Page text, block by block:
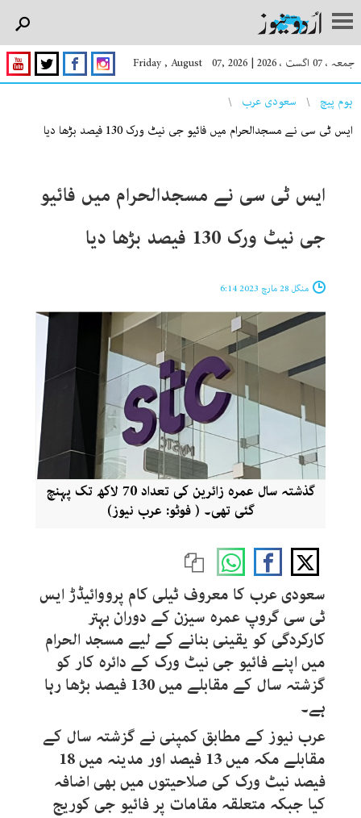
جمعہ ، 07 اگست ، 2026 |
Friday , August 07, 2026
You are here
ہوم پیچ
سعودی عرب
ایس ٹی سی نے مسجدالحرام میں فائیو جی نیٹ ورک 130 فیصد بڑھا دیا
ایس ٹی سی نے مسجدالحرام میں فائیو
جی نیٹ ورک 130 فیصد بڑھا دیا
منگل 28 مارچ 2023 6:14
گذشتہ سال عمرہ زائرین کی تعداد 70 لاکھ تک پہنچ
گئی تھی۔ ( فوٹو: عرب نیوز)
سعودی عرب کا معروف ٹیلی کام پرووائیڈڑ ایس
ٹی سی گروپ عمرہ سیزن کے دوران بہتر
کارکردگی کو یقینی بنانے کے لیے مسجد الحرام
میں اپنے فائیو جی نیٹ ورک کے دائرہ کار کو
گزشتہ سال کے مقابلے میں 130 فیصد بڑھا رہا
ہے۔
عرب نیوز کے مطابق کمپنی نے گزشتہ سال کے
مقابلے مکہ میں 13 فیصد اور مدینہ میں 18
فیصد نیٹ ورک کی صلاحیتوں میں بھی اضافہ
کیا جبکہ متعلقہ مقامات پر فائیو جی کوریج